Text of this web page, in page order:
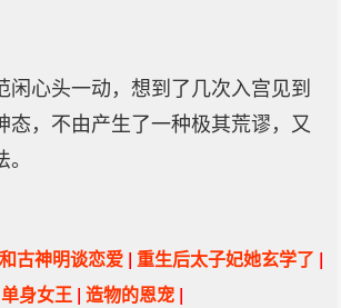
闲心头一动，想到了几次入宫见到
态，不由产生了一种极其荒谬，又
和古神明谈恋爱 | 重生后太子妃她玄学了 |
单身女王 | 造物的恩宠 |